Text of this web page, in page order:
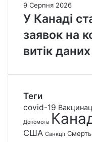
9 Серпня 2026
У Канаді
заявок на
витік
Теги
covid-19
Допомога
США Санкції Смерть